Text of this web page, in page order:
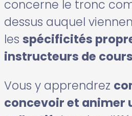
concerne le tronc
dessus auquel
les spécificités
instructeurs de
Vous y apprendrez
concevoir et animer